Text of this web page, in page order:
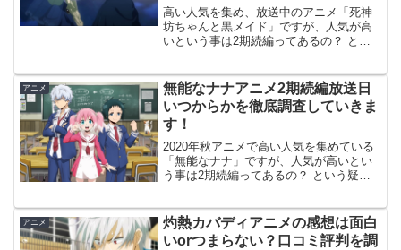
む方法を紹介
高い人気を集め、放送中のアニメ「死神
坊ちゃんと黒メイド」ですが、人気が高
いという事は2期続編ってあるの？ とい
編制作にはいくつかの関門があるともい
われているので、そ...
アニメ
無能なナナアニメ2期続編放送日
いつからかを徹底調査していきま
す！
2020年秋アニメで高い人気を集めている
「無能なナナ」ですが、人気が高いとい
う事は2期続編ってあるの？ という疑問
まで制作されているので、さらなる続編
に期待したいで...
アニメ
灼熱カバディアニメの感想は面白
いorつまらない？口コミ評判を調